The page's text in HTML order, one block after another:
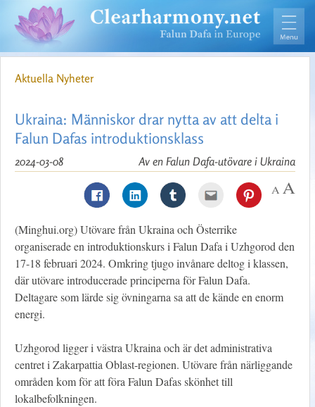
Aktuella Nyheter
Ukraina: Människor drar nytta av att delta i
Falun Dafas introduktionsklass
Av en Falun Dafa-utövare i Ukraina
2024-03-08
(Minghui.org) Utövare från Ukraina och Österrike
organiserade en introduktionskurs i Falun Dafa i Uzhgorod den
17-18 februari 2024. Omkring tjugo invånare deltog i klassen,
där utövare introducerade principerna för Falun Dafa.
Deltagare som lärde sig övningarna sa att de kände en enorm
energi.
Uzhgorod ligger i västra Ukraina och är det administrativa
centret i Zakarpattia Oblast-regionen. Utövare från närliggande
områden kom för att föra Falun Dafas skönhet till
lokalbefolkningen.